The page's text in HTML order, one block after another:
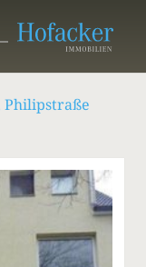
Philipstraße